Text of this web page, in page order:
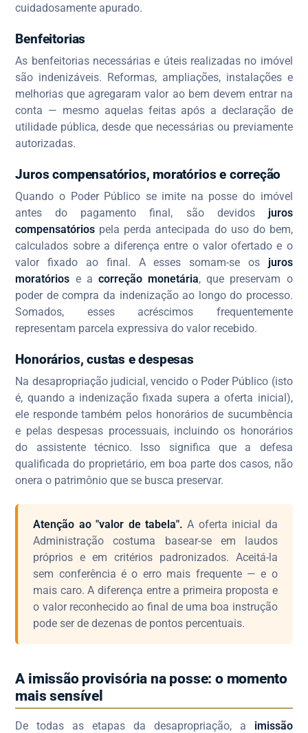
cuidadosamente apurado.
Benfeitorias
As benfeitorias necessárias e úteis realizadas no imóvel
são indenizáveis. Reformas, ampliações, instalações e
melhorias que agregaram valor ao bem devem entrar na
conta — mesmo aquelas feitas após a declaração de
utilidade pública, desde que necessárias ou previamente
autorizadas.
Juros compensatórios, moratórios e correção
Quando o Poder Público se imite na posse do imóvel
antes do pagamento final, são devidos juros
compensatórios pela perda antecipada do uso do bem,
calculados sobre a diferença entre o valor ofertado e o
valor fixado ao final. A esses somam-se os juros
moratórios e a correção monetária, que preservam o
poder de compra da indenização ao longo do processo.
Somados, esses acréscimos frequentemente
representam parcela expressiva do valor recebido.
Honorários, custas e despesas
Na desapropriação judicial, vencido o Poder Público (isto
é, quando a indenização fixada supera a oferta inicial),
ele responde também pelos honorários de sucumbência
e pelas despesas processuais, incluindo os honorários
do assistente técnico. Isso significa que a defesa
qualificada do proprietário, em boa parte dos casos, não
onera o patrimônio que se busca preservar.
Atenção ao "valor de tabela". A oferta inicial da
Administração costuma basear-se em laudos
próprios e em critérios padronizados. Aceitá-la
sem conferência é o erro mais frequente — e o
mais caro. A diferença entre a primeira proposta e
o valor reconhecido ao final de uma boa instrução
pode ser de dezenas de pontos percentuais.
A imissão provisória na posse: o momento
mais sensível
De todas as etapas da desapropriação, a imissão